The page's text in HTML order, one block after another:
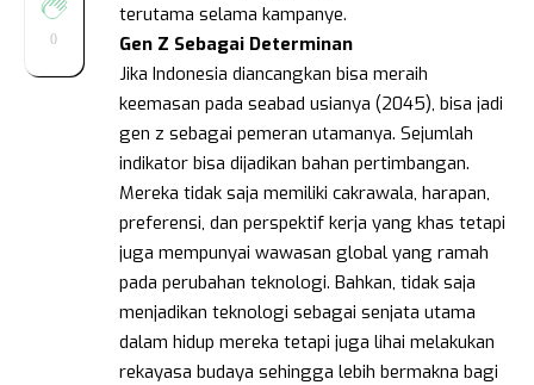
0
terutama selama kampanye.
Gen Z Sebagai Determinan
Jika Indonesia diancangkan bisa meraih
keemasan pada seabad usianya (2045), bisa jadi
gen z sebagai pemeran utamanya. Sejumlah
indikator bisa dijadikan bahan pertimbangan.
Mereka tidak saja memiliki cakrawala, harapan,
preferensi, dan perspektif kerja yang khas tetapi
juga mempunyai wawasan global yang ramah
pada perubahan teknologi. Bahkan, tidak saja
menjadikan teknologi sebagai senjata utama
dalam hidup mereka tetapi juga lihai melakukan
rekayasa budaya sehingga lebih bermakna bagi